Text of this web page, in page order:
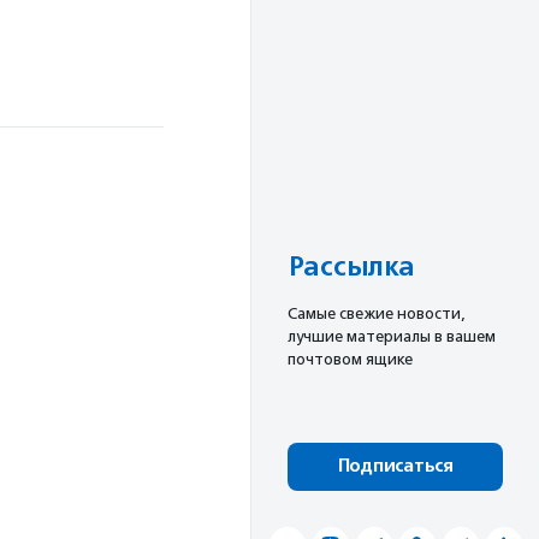
Рассылка
Cамые свежие новости,
лучшие материалы в вашем
почтовом ящике
Подписаться